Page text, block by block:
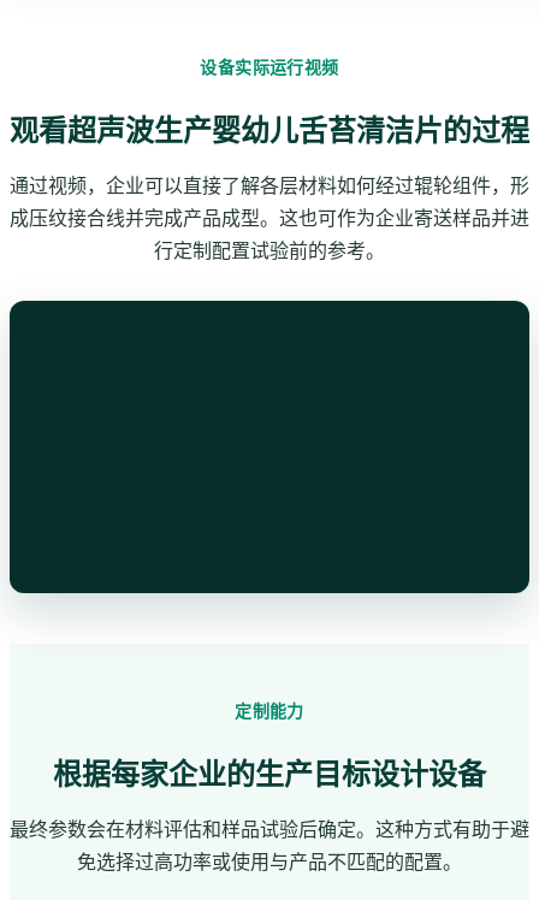
设备实际运行视频
观看超声波生产婴幼儿舌苔清洁片的过程
通过视频，企业可以直接了解各层材料如何经过辊轮组件，形
成压纹接合线并完成产品成型。这也可作为企业寄送样品并进
行定制配置试验前的参考。
定制能力
根据每家企业的生产目标设计设备
最终参数会在材料评估和样品试验后确定。这种方式有助于避
免选择过高功率或使用与产品不匹配的配置。